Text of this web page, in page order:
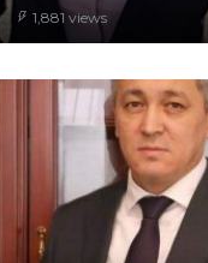
1,881 views